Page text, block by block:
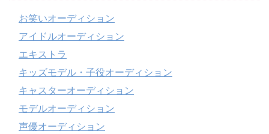
お笑いオーディション
アイドルオーディション
エキストラ
キッズモデル・子役オーディション
キャスターオーディション
モデルオーディション
声優オーディション